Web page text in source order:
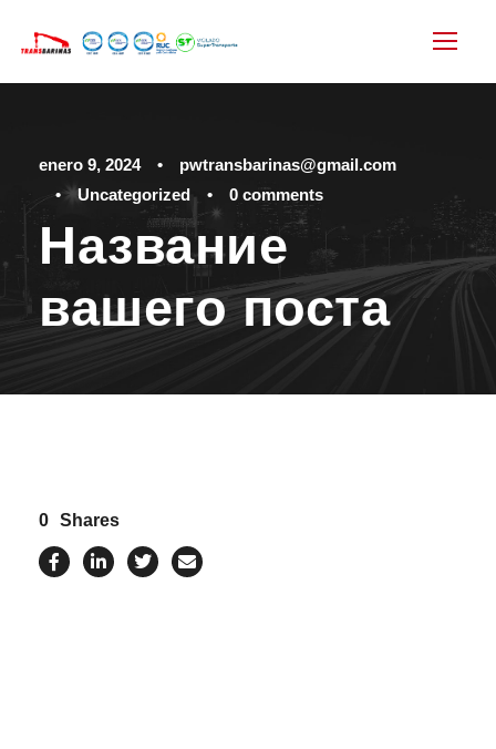
enero 9, 2024 •
pwtransbarinas@gmail.com
•
Uncategorized • 0 comments
Название
вашего поста
0 Shares